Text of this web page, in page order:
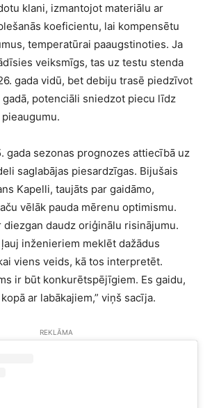
klani, izmantojot materiālu ar
koeficientu, lai kompensētu
temperatūrai paaugstinoties. Ja
veiksmīgs, tas uz testu stenda
gada vidū, bet debiju trasē piedzīvot
gadā, potenciāli sniedzot piecu līdz
gada sezonas prognozes attiecībā uz
saglabājas piesardzīgas. Bijušais
Kapelli, taujāts par gaidāmo,
vēlāk pauda mērenu optimismu.
diezgan daudz oriģinālu risinājumu.
inženieriem meklēt dažādus
viens veids, kā tos interpretēt.
ir būt konkurētspējīgiem. Es gaidu,
ar labākajiem,” viņš sacīja.
REKLĀMA